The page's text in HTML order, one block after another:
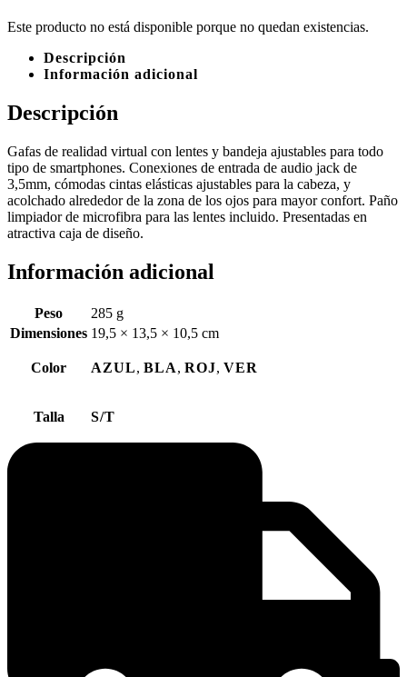
Este producto no está disponible porque no quedan existencias.
Descripción
Información adicional
Descripción
Gafas de realidad virtual con lentes y bandeja ajustables para todo
tipo de smartphones. Conexiones de entrada de audio jack de
3,5mm, cómodas cintas elásticas ajustables para la cabeza, y
acolchado alrededor de la zona de los ojos para mayor confort. Paño
limpiador de microfibra para las lentes incluido. Presentadas en
atractiva caja de diseño.
Información adicional
Peso
285 g
Dimensiones 19,5 × 13,5 × 10,5 cm
Color AZUL, BLA, ROJ, VER
Talla S/T